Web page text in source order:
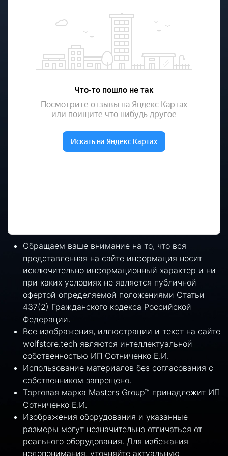
Обращаем ваше внимание на то, что вся
представленная на сайте информация носит
исключительно информационный характер и ни
при каких условиях не является публичной
офертой определяемой положениями Статьи
437(2) Гражданского кодекса Российской
Федерации.
Все изображения, иллюстрации и текст на сайте
wolfstore.tech являются интеллектуальной
собственностью ИП Сотниченко Е.И.
Использование материалов без согласования с
собственником запрещено.
Торговая марка Masters Group™ принадлежит ИП
Сотниченко Е.И.
Изображения оборудования и указанные
размеры могут незначительно отличаться от
реального оборудования. Для избежания
недопонимания, уточняйте актуальную